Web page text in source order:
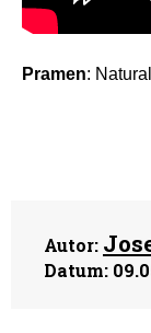
Pramen:
Autor:
Datum: